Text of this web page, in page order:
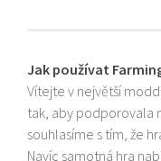
Jak používat
Vítejte v největší
tak, aby podporovala
souhlasíme s tím, že
Navíc samotná hra